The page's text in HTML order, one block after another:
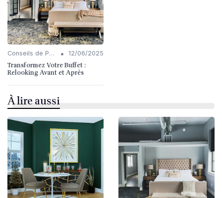
Conseils de Personnalisation • 12/06/2025
Transformez Votre Buffet :
Relooking Avant et Après
À lire aussi